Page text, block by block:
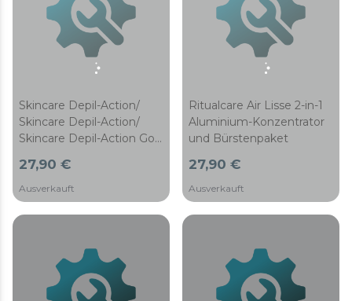
Skincare Depil-Action/
Skincare Depil-Action/
Skincare Depil-Action Go
27,90 €
Ausverkauft
Ritualcare Air Lisse 2-in-1
Aluminium-Konzentrator
und Bürstenpaket
27,90 €
Ausverkauft